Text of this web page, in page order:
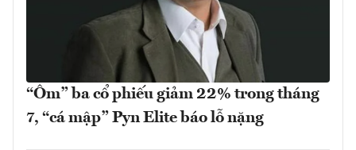
“Ôm” ba cổ phiếu giảm 22% trong tháng
7, “cá mập” Pyn Elite báo lỗ nặng